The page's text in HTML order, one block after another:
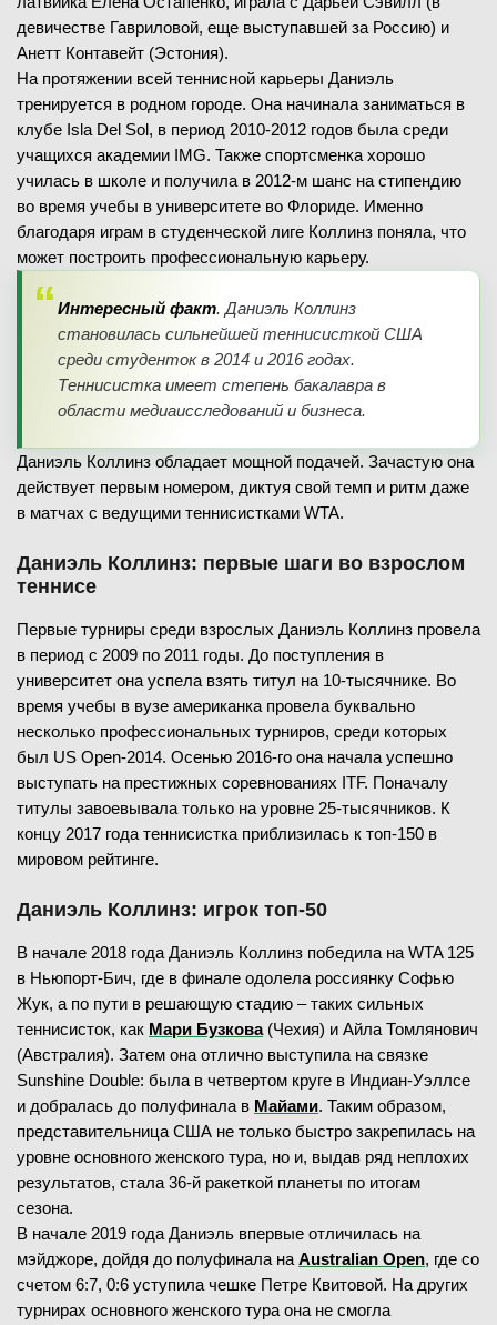
девичестве Гавриловой, еще выступавшей за Россию) и
Анетт Контавейт (Эстония).
На протяжении всей теннисной карьеры Даниэль
тренируется в родном городе. Она начинала заниматься в
клубе Isla Del Sol, в период 2010-2012 годов была среди
учащихся академии IMG. Также спортсменка хорошо
училась в школе и получила в 2012-м шанс на стипендию
во время учебы в университете во Флориде. Именно
благодаря играм в студенческой лиге Коллинз поняла, что
может построить профессиональную карьеру.
Интересный факт. Даниэль Коллинз
становилась сильнейшей теннисисткой США
среди студенток в 2014 и 2016 годах.
Теннисистка имеет степень бакалавра в
области медиаисследований и бизнеса.
Даниэль Коллинз обладает мощной подачей. Зачастую она
действует первым номером, диктуя свой темп и ритм даже
в матчах с ведущими теннисистками WTA.
Даниэль Коллинз: первые шаги во взрослом
теннисе
Первые турниры среди взрослых Даниэль Коллинз провела
в период с 2009 по 2011 годы. До поступления в
университет она успела взять титул на 10-тысячнике. Во
время учебы в вузе американка провела буквально
несколько профессиональных турниров, среди которых
был US Open-2014. Осенью 2016-го она начала успешно
выступать на престижных соревнованиях ITF. Поначалу
титулы завоевывала только на уровне 25-тысячников. К
концу 2017 года теннисистка приблизилась к топ-150 в
мировом рейтинге.
Даниэль Коллинз: игрок топ-50
В начале 2018 года Даниэль Коллинз победила на WTA 125
в Ньюпорт-Бич, где в финале одолела россиянку Софью
Жук, а по пути в решающую стадию – таких сильных
теннисисток, как Мари Бузкова(Чехия) и Айла Томлянович
(Австралия). Затем она отлично выступила на связке
Sunshine Double: была в четвертом круге в Индиан-Уэллсе
и добралась до полуфинала в Майами. Таким образом,
представительница США не только быстро закрепилась на
уровне основного женского тура, но и, выдав ряд неплохих
результатов, стала 36-й ракеткой планеты по итогам
сезона.
В начале 2019 года Даниэль впервые отличилась на
мэйджоре, дойдя до полуфинала на Australian Open, где со
счетом 6:7, 0:6 уступила чешке Петре Квитовой. На других
турнирах основного женского тура она не смогла